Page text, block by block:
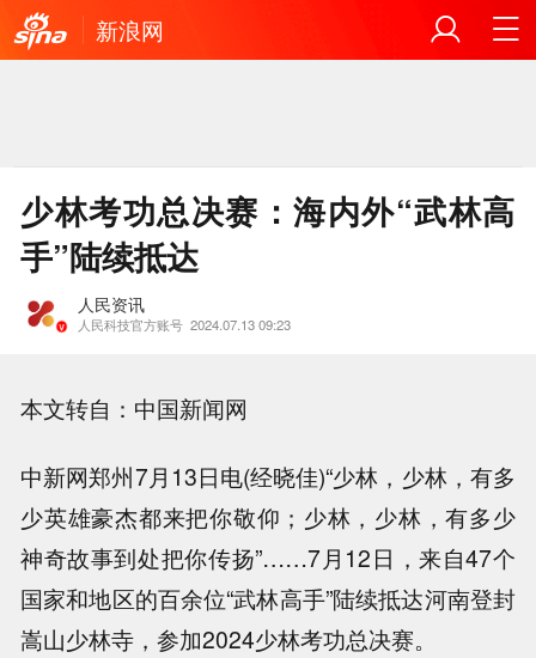
新浪网
少林考功总决赛：海内外“武林高
手”陆续抵达
人民资讯
人民科技官方账号 2024.07.13 09:23
本文转自：中国新闻网
中新网郑州7月13日电(经晓佳)“少林，少林，有多
少英雄豪杰都来把你敬仰；少林，少林，有多少
神奇故事到处把你传扬”……7月12日，来自47个
国家和地区的百余位“武林高手”陆续抵达河南登封
嵩山少林寺，参加2024少林考功总决赛。